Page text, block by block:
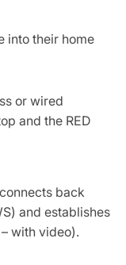
into their home
or wired
and the RED
back
and establishes
– with video).